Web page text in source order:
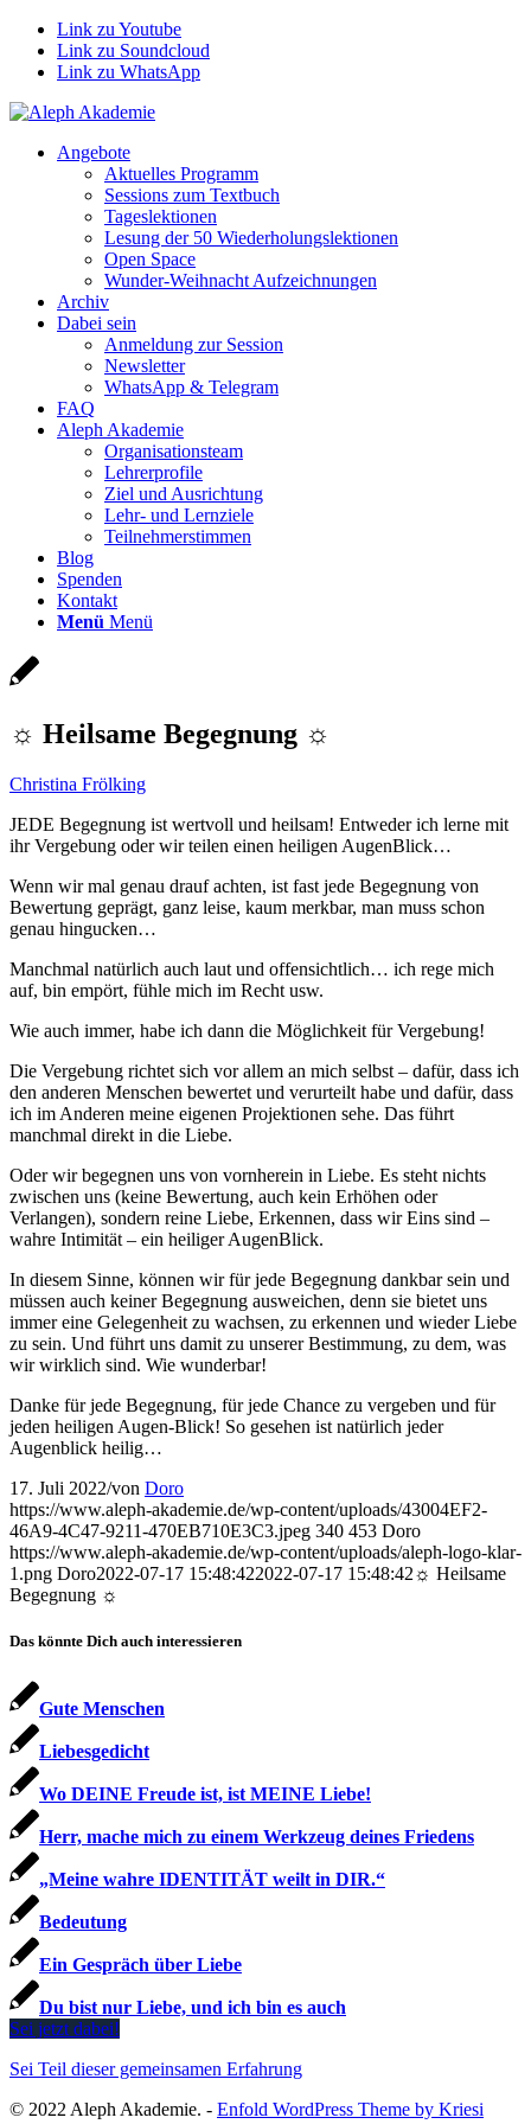
Link zu Youtube
Link zu Soundcloud
Link zu WhatsApp
Angebote
Aktuelles Programm
Sessions zum Textbuch
Tageslektionen
Lesung der 50 Wiederholungslektionen
Open Space
Wunder-Weihnacht Aufzeichnungen
Archiv
Dabei sein
Anmeldung zur Session
Newsletter
WhatsApp & Telegram
FAQ
Aleph Akademie
Organisationsteam
Lehrerprofile
Ziel und Ausrichtung
Lehr- und Lernziele
Teilnehmerstimmen
Blog
Spenden
Kontakt
Menü Menü
☼ Heilsame Begegnung ☼
Christina Frölking
JEDE Begegnung ist wertvoll und heilsam! Entweder ich lerne mit
ihr Vergebung oder wir teilen einen heiligen AugenBlick…
Wenn wir mal genau drauf achten, ist fast jede Begegnung von
Bewertung geprägt, ganz leise, kaum merkbar, man muss schon
genau hingucken…
Manchmal natürlich auch laut und offensichtlich… ich rege mich
auf, bin empört, fühle mich im Recht usw.
Wie auch immer, habe ich dann die Möglichkeit für Vergebung!
Die Vergebung richtet sich vor allem an mich selbst – dafür, dass ich
den anderen Menschen bewertet und verurteilt habe und dafür, dass
ich im Anderen meine eigenen Projektionen sehe. Das führt
manchmal direkt in die Liebe.
Oder wir begegnen uns von vornherein in Liebe. Es steht nichts
zwischen uns (keine Bewertung, auch kein Erhöhen oder
Verlangen), sondern reine Liebe, Erkennen, dass wir Eins sind –
wahre Intimität – ein heiliger AugenBlick.
In diesem Sinne, können wir für jede Begegnung dankbar sein und
müssen auch keiner Begegnung ausweichen, denn sie bietet uns
immer eine Gelegenheit zu wachsen, zu erkennen und wieder Liebe
zu sein. Und führt uns damit zu unserer Bestimmung, zu dem, was
wir wirklich sind. Wie wunderbar!
Danke für jede Begegnung, für jede Chance zu vergeben und für
jeden heiligen Augen-Blick! So gesehen ist natürlich jeder
Augenblick heilig…
17. Juli 2022/von Doro
https://www.aleph-akademie.de/wp-content/uploads/43004EF2-
46A9-4C47-9211-470EB710E3C3.jpeg 340 453 Doro
https://www.aleph-akademie.de/wp-content/uploads/aleph-logo-klar-
1.png Doro2022-07-17 15:48:422022-07-17 15:48:42☼ Heilsame
Begegnung ☼
Das könnte Dich auch interessieren
Gute Menschen
Liebesgedicht
Wo DEINE Freude ist, ist MEINE Liebe!
Herr, mache mich zu einem Werkzeug deines Friedens
„Meine wahre IDENTITÄT weilt in DIR.“
Bedeutung
Ein Gespräch über Liebe
Du bist nur Liebe, und ich bin es auch
Sei jetzt dabei!
Sei Teil dieser gemeinsamen Erfahrung
© 2022 Aleph Akademie. - Enfold WordPress Theme by Kriesi